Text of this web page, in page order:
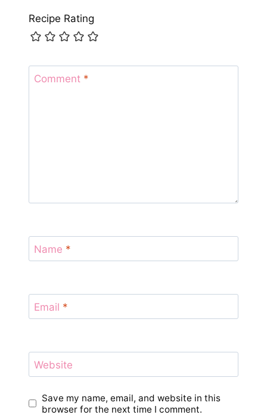
Recipe Rating
Comment *
Name *
Email *
Website
Save my name, email, and website in this
browser for the next time I comment.